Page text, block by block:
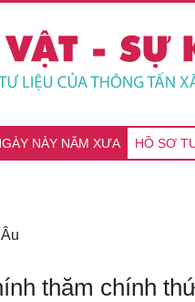
NÀY NĂM XƯA HỒ SƠ
thăm chính